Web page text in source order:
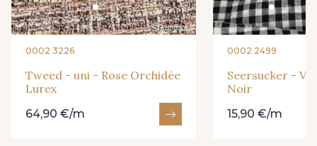
0002 3226
Tweed - uni - Rose Orchidée
Lurex
64,90 €/m
0002 2499
Seersucker -
Noir
15,90 €/m